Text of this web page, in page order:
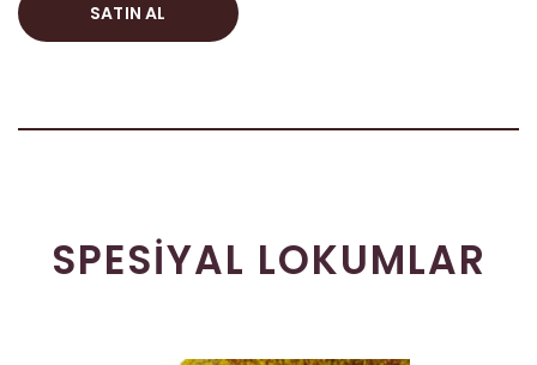
SATIN AL
SPESIYAL LOKUMLAR